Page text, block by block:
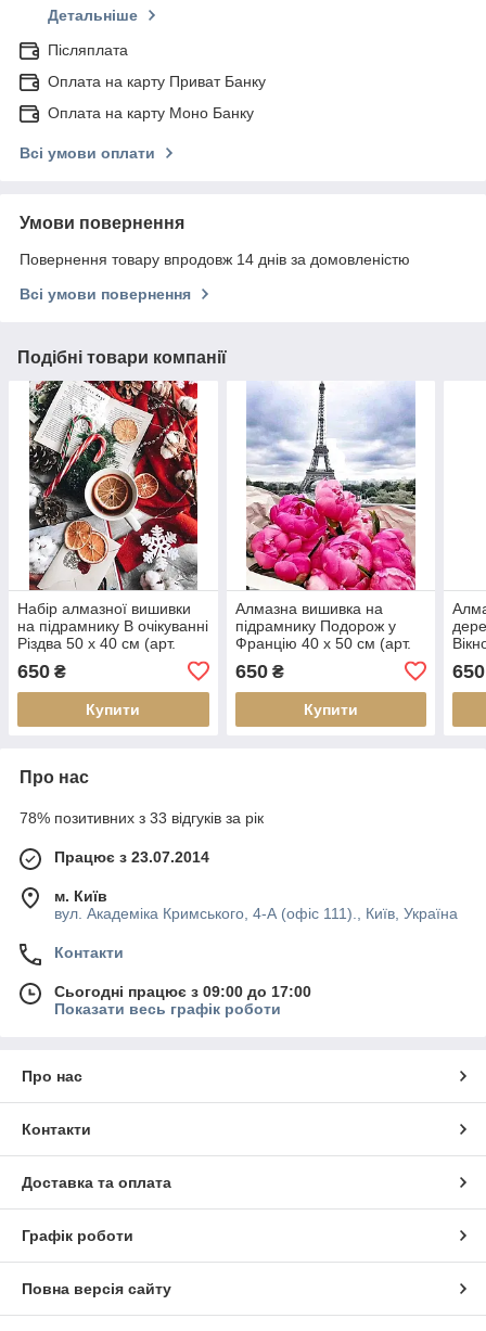
Детальніше
Післяплата
Оплата на карту Приват Банку
Оплата на карту Моно Банку
Всі умови оплати
Умови повернення
Повернення товару впродовж 14 днів за домовленістю
Всі умови повернення
Подібні товари компанії
Набір алмазної вишивки
на підрамнику В очікуванні
Різдва 50 х 40 см (арт.
650 ₴
Купити
Алмазна вишивка на
підрамнику Подорож у
Францію 40 х 50 см (арт.
650₴
Купити
650
Про нас
78% позитивних з 33 відгуків за рік
Працює з 23.07.2014
м. Київ
вул. Академіка Кримського, 4-А (офіс 111)., Київ, Україна
Контакти
Сьогодні працює з 09:00 до 17:00
Показати весь графік роботи
Про нас
Контакти
Доставка та оплата
Графік роботи
Повна версія сайту